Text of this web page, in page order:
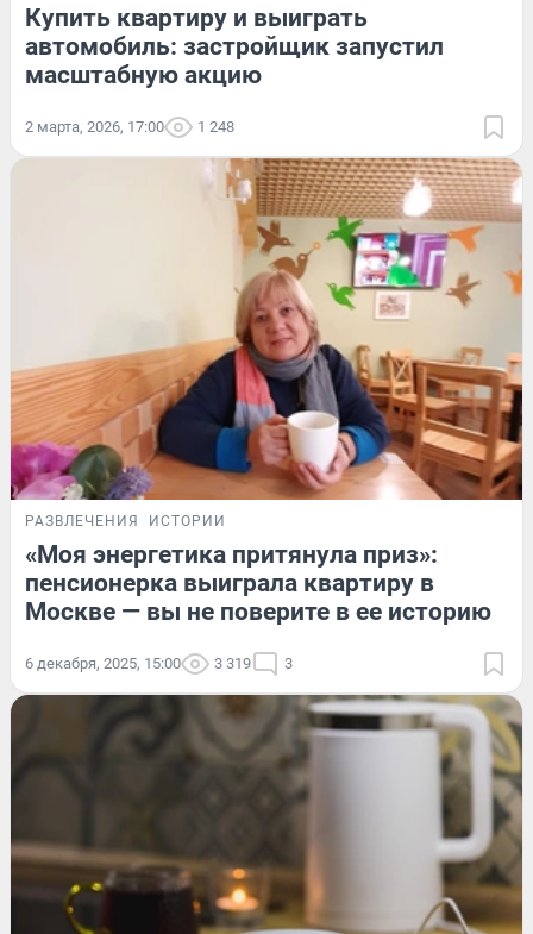
Купить квартиру и выиграть
автомобиль: застройщик запустил
масштабную акцию
2 марта, 2026, 17:00 1 248
РАЗВЛЕЧЕНИЯ ИСТОРИИ
«Моя энергетика притянула приз»:
пенсионерка выиграла квартиру в
Москве — вы не поверите в ее историю
6 декабря, 2025, 15:00 3 319 3